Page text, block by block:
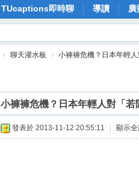
TUcaptions即時聊 導讀 廣
› 聊天灌水板 › 小褲褲危機？日本年輕
小褲褲危機？日本年輕人對「若
發表於 2013-11-12 20:55:11 顯示